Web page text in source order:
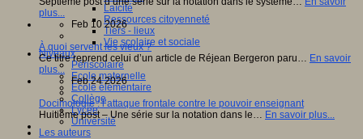
Laïcité
Ressources citoyenneté
Tiers - lieux
Vie scolaire et sociale
Niveaux
Périscolaire
Ecole maternelle
Ecole élémentaire
Collège
Lycée
Université
Les auteurs
plus...
Feb 10 2026
À quoi servent les vieux ?
Ce titre reprend celui d’un article de Réjean Bergeron paru… En savoir
plus...
Feb 24 2026
Docimologie : l’attaque frontale contre le pouvoir enseignant
Huitième post – Une série sur la notation dans le… En savoir plus...